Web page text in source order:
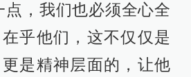
点，我们也必须全心全
乎他们，这不仅仅是
是精神层面的，让他